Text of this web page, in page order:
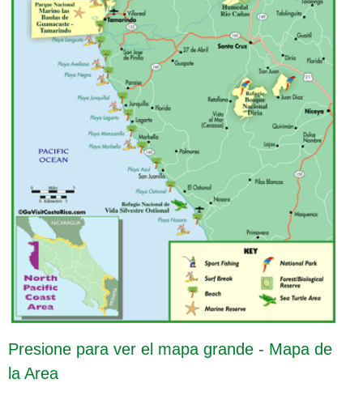
Presione para ver el mapa grande - Mapa de
la Area